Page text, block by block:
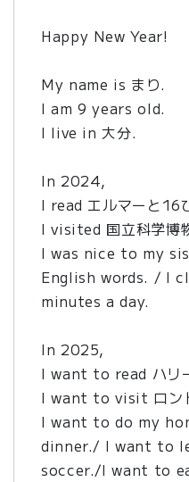
Happy New Year!
My name is まり.
I am 9 years old.
I live in 大分.
In 2024,
I read エルマーと16
I visited 国立科学博
I was nice to my
English words. / I
minutes a day.
In 2025,
I want to read ハリ
I want to visit ロン
I want to do my
dinner./ I want to
soccer./I want to